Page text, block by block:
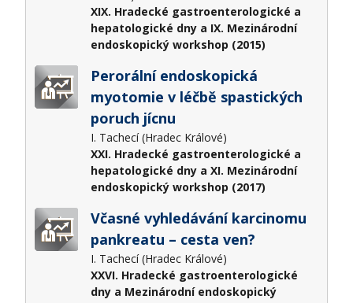
XIX. Hradecké gastroenterologické a
hepatologické dny a IX. Mezinárodní
endoskopický workshop (2015)
Perorální endoskopická
myotomie v léčbě spastických
poruch jícnu
I. Tachecí (Hradec Králové)
XXI. Hradecké gastroenterologické a
hepatologické dny a XI. Mezinárodní
endoskopický workshop (2017)
Včasné vyhledávání karcinomu
pankreatu – cesta ven?
I. Tachecí (Hradec Králové)
XXVI. Hradecké gastroenterologické
dny a Mezinárodní endoskopický